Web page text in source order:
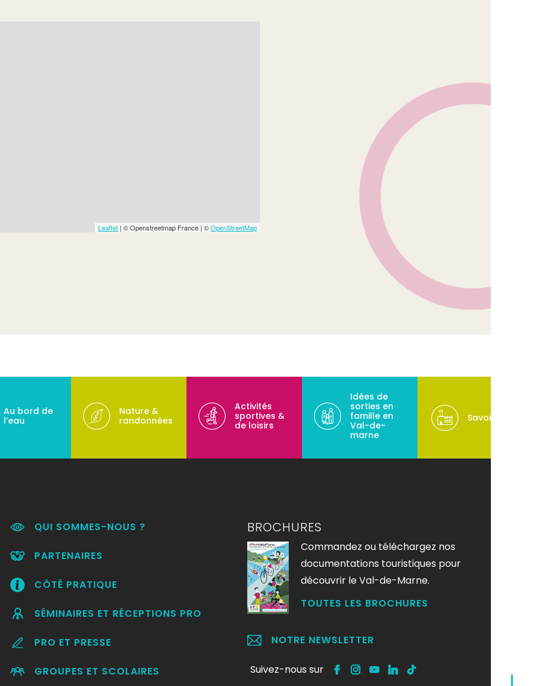
Leaflet | © Openstreetmap France | ©OpenStreetMap
Au bord de
l’eau
Nature &
randonnées
Activités
sportives &
de loisirs
Idées de
sorties en
famille en
Val-de-
marne
Savoir-faire
QUI SOMMES-NOUS ?
PARTENAIRES
CÔTÉ PRATIQUE
SÉMINAIRES ET RÉCEPTIONS PRO
PRO ET PRESSE
GROUPES ET SCOLAIRES
BROCHURES
Commandez ou téléchargez nos
documentations touristiques pour
découvrir le Val-de-Marne.
TOUTES LES BROCHURES
NOTRE NEWSLETTER
Suivez-nous sur